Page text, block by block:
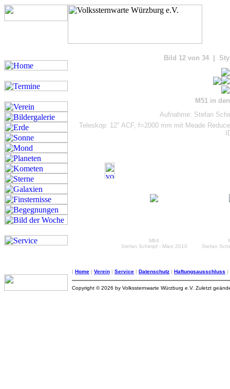
Bild 12 von 34 |
M51 in
Aufnahme: Stefan
Teleskop: 12" ACF, f=2000 mm mit Meade
M64
Stefan Schimpf - März 2010
Stefan
| Home | Verein | Service | Datenschutz | Haftungsausschluss |
Copyright © 2026 by Volkssternwarte Würzburg e.V. Zuletzt